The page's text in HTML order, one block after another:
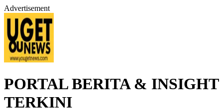
Advertisement
PORTAL BERITA & INSIGHT
TERKINI